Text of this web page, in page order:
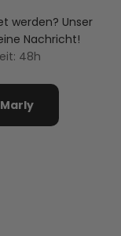
werden? Unser
Nachricht!
48h